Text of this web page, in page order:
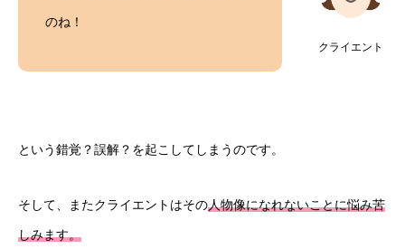
クライエント
のね！
という錯覚？誤解？を起こしてしまうのです。
そして、またクライエントはその人物像になれないことに悩み苦
しみます。